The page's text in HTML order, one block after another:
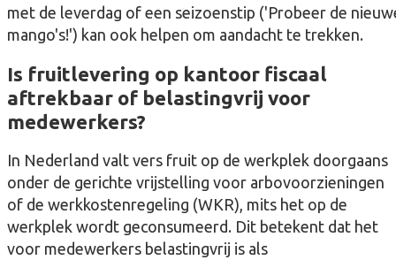
met de leverdag of een seizoenstip ('Probeer de
mango's!') kan ook helpen om aandacht te trekken.
Is fruitlevering op kantoor fiscaal
aftrekbaar of belastingvrij voor
medewerkers?
In Nederland valt vers fruit op de werkplek doorgaans
onder de gerichte vrijstelling voor arbovoorzieningen
of de werkkostenregeling (WKR), mits het op de
werkplek wordt geconsumeerd. Dit betekent dat het
voor medewerkers belastingvrij is als